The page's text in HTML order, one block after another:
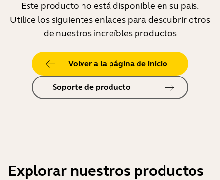
Este producto no está disponible en su país.
Utilice los siguientes enlaces para descubrir otros
de nuestros increíbles productos
Volver a la página de inicio
Soporte de producto
Explorar nuestros productos